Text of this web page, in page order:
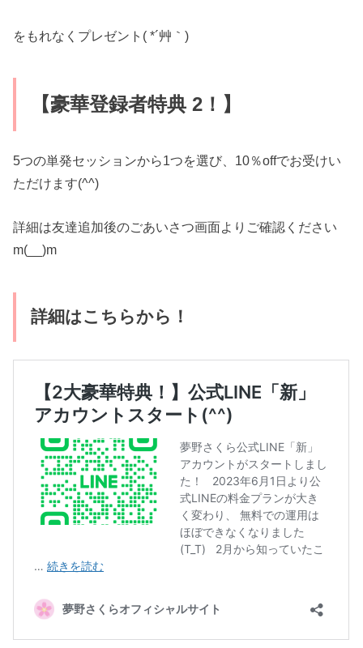
をもれなくプレゼント( *´艸｀)
【豪華登録者特典 2！】
5つの単発セッションから1つを選び、10％offでお受けい
ただけます(^^)
詳細は友達追加後のごあいさつ画面よりご確認ください
m(__)m
詳細はこちらから！